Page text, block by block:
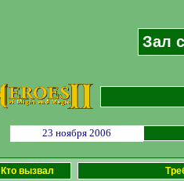
Зал
23 ноября 2006
Кто вызвал